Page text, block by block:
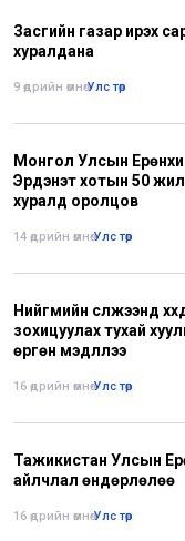
Засгийн газар ирэх
хуралдана
9 өдрийн өмнө•Улс төр
Монгол Улсын
Эрдэнэт хотын 50
хуралд оролцов
14 өдрийн өмнө•Улс төр
Нийгмийн сүлжээнд
зохицуулах тухай
өргөн мэдүүллээ
16 өдрийн өмнө•Улс төр
Тажикистан Улсын
айлчлал өндөрлөлөө
16 өдрийн өмнө•Улс төр